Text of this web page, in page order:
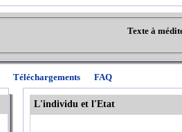
Texte à
Téléchargements FAQ
L'individu et l'Etat